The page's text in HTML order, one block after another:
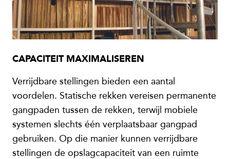
CAPACITEIT MAXIMALISEREN
Verrijdbare stellingen bieden een aantal
voordelen. Statische rekken vereisen permanente
gangpaden tussen de rekken, terwijl mobiele
systemen slechts één verplaatsbaar gangpad
gebruiken. Op die manier kunnen verrijdbare
stellingen de opslagcapaciteit van een ruimte